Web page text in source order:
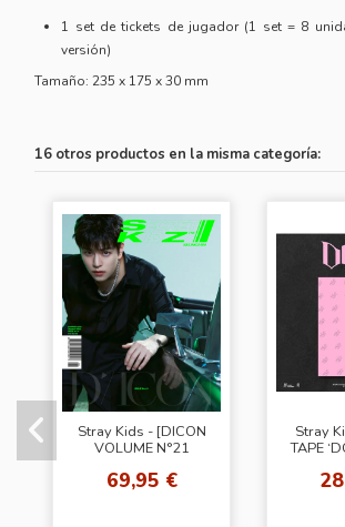
1 set de tickets de jugador (1 set = 8
versión)
Tamaño: 235 x 175 x 30 mm
16 otros productos en la misma categoría:
Stray Kids - [DICON
VOLUME N°21
SECRET KIDZ]
69,95 €
Stray
TAPE